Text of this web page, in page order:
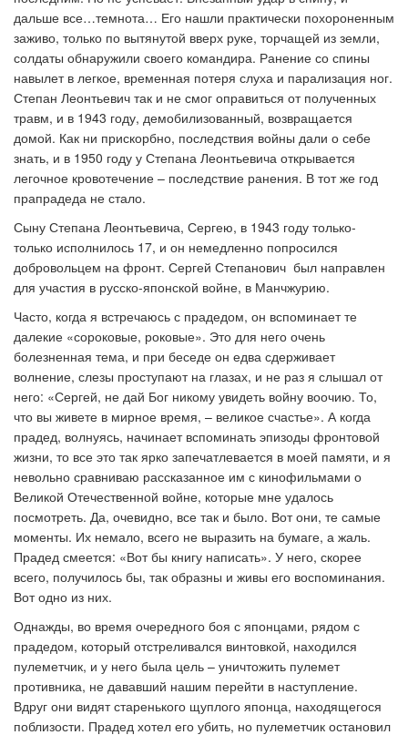
дальше все…темнота… Его нашли практически похороненным
заживо, только по вытянутой вверх руке, торчащей из земли,
солдаты обнаружили своего командира. Ранение со спины
навылет в легкое, временная потеря слуха и парализация ног.
Степан Леонтьевич так и не смог оправиться от полученных
травм, и в 1943 году, демобилизованный, возвращается
домой. Как ни прискорбно, последствия войны дали о себе
знать, и в 1950 году у Степана Леонтьевича открывается
легочное кровотечение – последствие ранения. В тот же год
прапрадеда не стало.
Сыну Степана Леонтьевича, Сергею, в 1943 году только-
только исполнилось 17, и он немедленно попросился
добровольцем на фронт. Сергей Степанович был направлен
для участия в русско-японской войне, в Манчжурию.
Часто, когда я встречаюсь с прадедом, он вспоминает те
далекие «сороковые, роковые». Это для него очень
болезненная тема, и при беседе он едва сдерживает
волнение, слезы проступают на глазах, и не раз я слышал от
него: «Сергей, не дай Бог никому увидеть войну воочию. То,
что вы живете в мирное время, – великое счастье». А когда
прадед, волнуясь, начинает вспоминать эпизоды фронтовой
жизни, то все это так ярко запечатлевается в моей памяти, и я
невольно сравниваю рассказанное им с кинофильмами о
Великой Отечественной войне, которые мне удалось
посмотреть. Да, очевидно, все так и было. Вот они, те самые
моменты. Их немало, всего не выразить на бумаге, а жаль.
Прадед смеется: «Вот бы книгу написать». У него, скорее
всего, получилось бы, так образны и живы его воспоминания.
Вот одно из них.
Однажды, во время очередного боя с японцами, рядом с
прадедом, который отстреливался винтовкой, находился
пулеметчик, и у него была цель – уничтожить пулемет
противника, не дававший нашим перейти в наступление.
Вдруг они видят старенького щуплого японца, находящегося
поблизости. Прадед хотел его убить, но пулеметчик остановил